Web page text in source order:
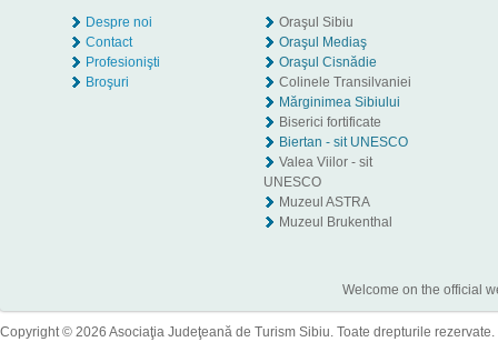
Despre noi
Contact
Profesionişti
Broşuri
Oraşul Sibiu
Oraşul Mediaş
Oraşul Cisnădie
Colinele Transilvaniei
Mărginimea Sibiului
Biserici fortificate
Biertan - sit UNESCO
Valea Viilor - sit
UNESCO
Muzeul ASTRA
Muzeul Brukenthal
Welcome on the official
Copyright © 2026 Asociaţia Judeţeană de Turism Sibiu. Toate drepturile rezervate.